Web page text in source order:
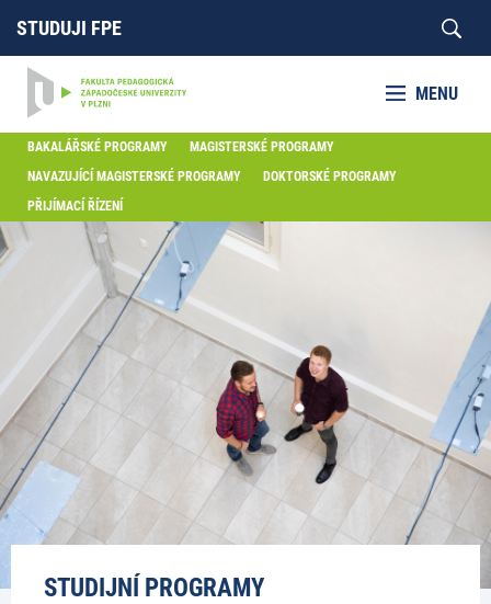
STUDUJI FPE
MENU
BAKALÁŘSKÉ PROGRAMY
MAGISTERSKÉ PROGRAMY
NAVAZUJÍCÍ MAGISTERSKÉ PROGRAMY
DOKTORSKÉ PROGRAMY
PŘIJÍMACÍ ŘÍZENÍ
STUDIJNÍ PROGRAMY